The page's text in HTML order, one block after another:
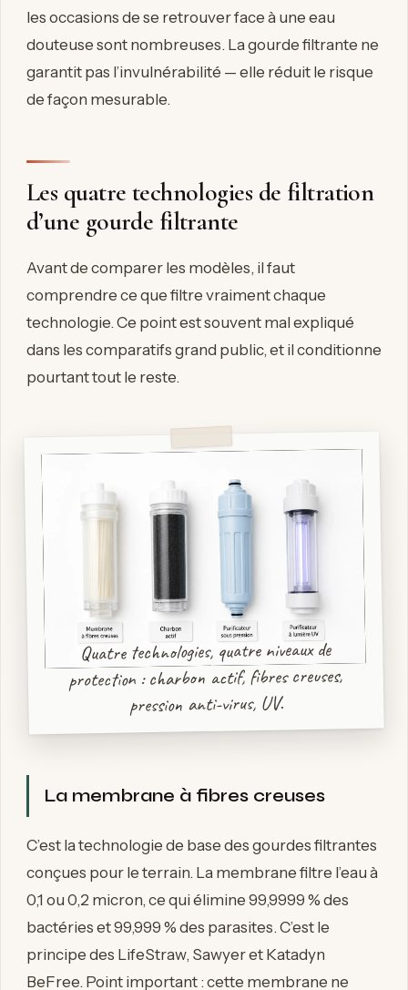
les occasions de se retrouver face à une eau
douteuse sont nombreuses. La gourde filtrante ne
garantit pas l’invulnérabilité — elle réduit le risque
de façon mesurable.
Les quatre technologies de filtration
d’une gourde filtrante
Avant de comparer les modèles, il faut
comprendre ce que filtre vraiment chaque
technologie. Ce point est souvent mal expliqué
dans les comparatifs grand public, et il conditionne
pourtant tout le reste.
Quatre technologies, quatre niveaux de
protection : charbon actif, fibres creuses,
pression anti-virus, UV.
La membrane à fibres creuses
C’est la technologie de base des gourdes filtrantes
conçues pour le terrain. La membrane filtre l’eau à
0,1 ou 0,2 micron, ce qui élimine 99,9999 % des
bactéries et 99,999 % des parasites. C’est le
principe des LifeStraw, Sawyer et Katadyn
BeFree. Point important : cette membrane ne